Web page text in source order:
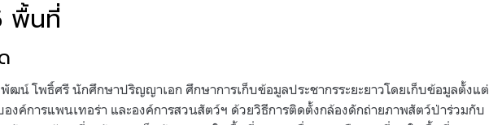
พื้นที่
ฒน์ โพธิ์ศรี นักศึกษาปริญญาเอก ศึกษาการเก็บข้อมูลประชากรระยะยาวโดยเก็บข้อมูลตั้งแต่
งค์การแพนเทอร่า และองค์การสวนสัตว์ฯ ด้วยวิธีการติดตั้งกล้องดักถ่ายภาพสัตว์ป่าร่วมกับ